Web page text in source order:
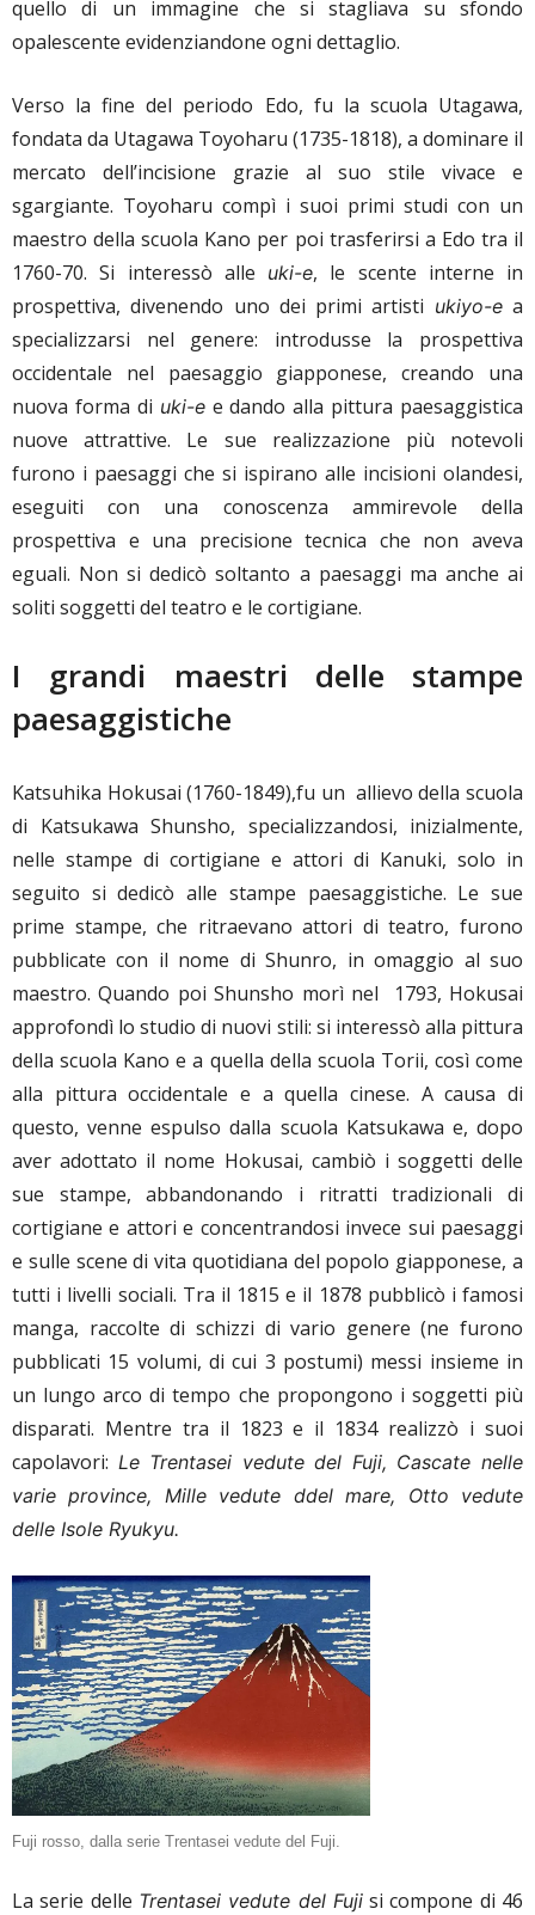
quello di un immagine che si stagliava su sfondo
opalescente evidenziandone ogni dettaglio.
Verso la fine del periodo Edo, fu la scuola Utagawa,
fondata da Utagawa Toyoharu (1735-1818), a dominare il
mercato dell’incisione grazie al suo stile vivace e
sgargiante. Toyoharu compì i suoi primi studi con un
maestro della scuola Kano per poi trasferirsi a Edo tra il
1760-70. Si interessò alle uki-e, le scente interne in
prospettiva, divenendo uno dei primi artisti ukiyo-ea
specializzarsi nel genere: introdusse la prospettiva
occidentale nel paesaggio giapponese, creando una
nuova forma di uki-ee dando alla pittura paesaggistica
nuove attrattive. Le sue realizzazione più notevoli
furono i paesaggi che si ispirano alle incisioni olandesi,
eseguiti con una conoscenza ammirevole della
prospettiva e una precisione tecnica che non aveva
eguali. Non si dedicò soltanto a paesaggi ma anche ai
soliti soggetti del teatro e le cortigiane.
I grandi maestri delle stampe
paesaggistiche
Katsuhika Hokusai (1760-1849),fu un allievo della scuola
di Katsukawa Shunsho, specializzandosi, inizialmente,
nelle stampe di cortigiane e attori di Kanuki, solo in
seguito si dedicò alle stampe paesaggistiche. Le sue
prime stampe, che ritraevano attori di teatro, furono
pubblicate con il nome di Shunro, in omaggio al suo
maestro. Quando poi Shunsho morì nel 1793, Hokusai
approfondì lo studio di nuovi stili: si interessò alla pittura
della scuola Kano e a quella della scuola Torii, così come
alla pittura occidentale e a quella cinese. A causa di
questo, venne espulso dalla scuola Katsukawa e, dopo
aver adottato il nome Hokusai, cambiò i soggetti delle
sue stampe, abbandonando i ritratti tradizionali di
cortigiane e attori e concentrandosi invece sui paesaggi
e sulle scene di vita quotidiana del popolo giapponese, a
tutti i livelli sociali. Tra il 1815 e il 1878 pubblicò i famosi
manga, raccolte di schizzi di vario genere (ne furono
pubblicati 15 volumi, di cui 3 postumi) messi insieme in
un lungo arco di tempo che propongono i soggetti più
disparati. Mentre tra il 1823 e il 1834 realizzò i suoi
capolavori: Le Trentasei vedute del Fuji, Cascate nelle
varie province, Mille vedute ddel mare, Otto vedute
delle Isole Ryukyu.
Fuji rosso, dalla serie Trentasei vedute del Fuji.
La serie delle Trentasei vedute del Fujisi compone di 46